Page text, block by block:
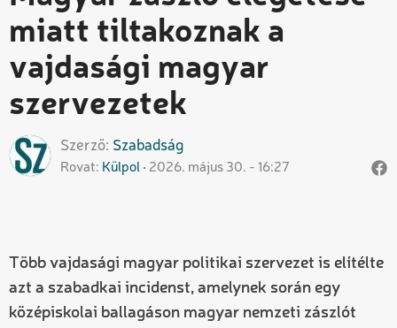
miatt tiltakoznak a
vajdasági magyar
szervezetek
Szerző Szabadság
Rovat Külpol 2026. május 30. - 16:27
Több vajdasági magyar politikai szervezet is elítélte
azt a szabadkai incidenst, amelynek során egy
középiskolai ballagáson magyar nemzeti zászlót